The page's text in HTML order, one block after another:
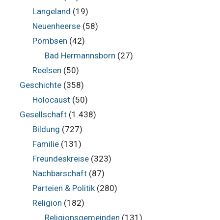
Langeland (19)
Neuenheerse(58)
Pömbsen (42)
Bad Hermannsborn (27)
Reelsen (50)
Geschichte (358)
Holocaust(50)
Gesellschaft (1.438)
Bildung (727)
Familie(131)
Freundeskreise(323)
Nachbarschaft(87)
Parteien & Politik(280)
Religion (182)
Religionsgemeinden (131)